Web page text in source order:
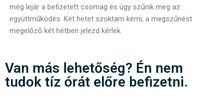
még lejár a befizetett csomag és úgy szűnik meg az
együttműködés. Két hetet szoktam kérni, a megszűnést
megelőző két hétben jelezd kérlek.
Van más lehetőség? Én nem
tudok tíz órát előre befizetni.